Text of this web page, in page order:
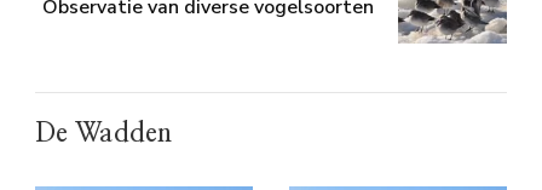
Observatie van diverse vogelsoorten
De Wadden